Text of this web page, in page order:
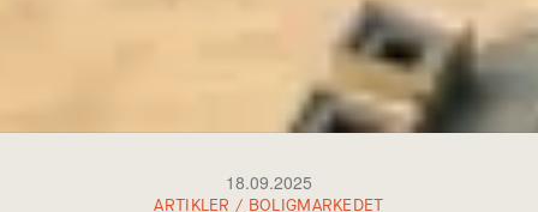
18.09.2025
ARTIKLER / BOLIGMARKEDET